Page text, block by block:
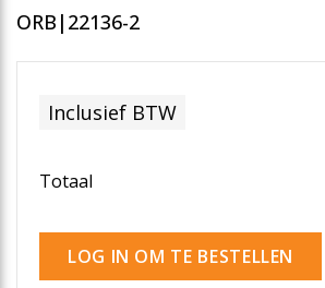
ORB|22136-2
Inclusief BTW
Totaal
LOG IN OM TE BESTELLEN